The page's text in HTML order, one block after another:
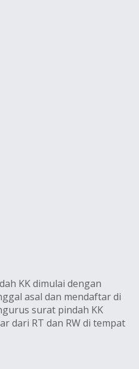
KK dimulai dengan
asal dan mendaftar di
surat pindah KK
dari RT dan RW di tempat